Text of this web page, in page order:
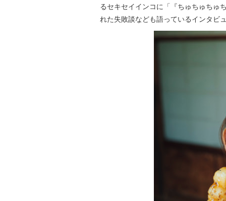
るセキセイインコに「『ちゅちゅちゅ
れた失敗談なども語っているインタビ